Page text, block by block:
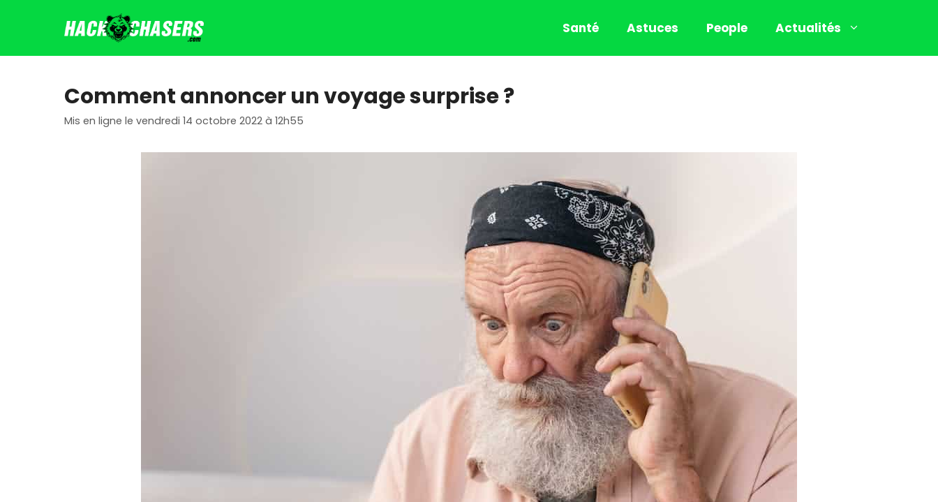
Santé Astuces People Actualités
Comment annoncer un voyage surprise ?
Mis en ligne le vendredi 14 octobre 2022 à 12h55